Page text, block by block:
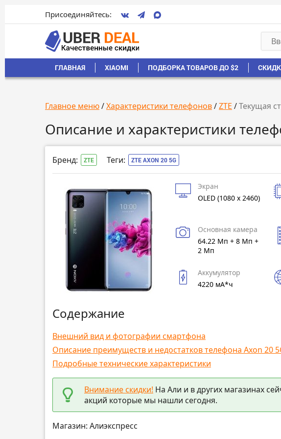
Присоединяйтесь:
ГЛАВНАЯ XIAOMI ПОДБОРКА ТОВАРОВ ДО $2
Главное меню/Характеристики телефонов/ZTE /Текущая
Описание и характеристики
Бренд: ZTE Теги: ZTE AXON 20 5G
Экран
OLED (1080 x 2460)
Основная камера
64.22 Мп + 8 Мп +
2 Мп
Аккумулятор
4220 мА*ч
Содержание
Внешний вид и фотографии смартфона
Описание преимуществ и недостатков телефона Axon 20
Подробные технические характеристики
Внимание скидки! На Али и в других магазинах
акций которые мы нашли сегодня.
Магазин: Алиэкспресс